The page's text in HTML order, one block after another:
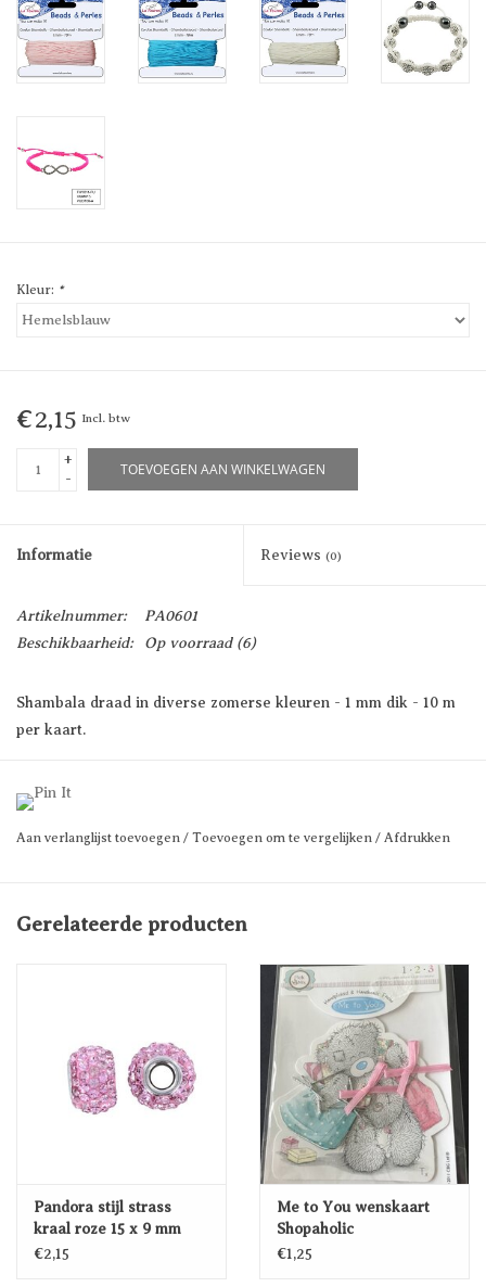
Kleur: *
€2,15 Incl. btw
+
-
TOEVOEGEN AAN WINKELWAGEN
Informatie Reviews (0)
Artikelnummer:
PA0601
Beschikbaarheid:
Op voorraad(6)
Shambala draad in diverse zomerse kleuren - 1 mm dik - 10 m
per kaart.
Prijs per kaart
Aan verlanglijst toevoegen / Toevoegen om te vergelijken / Afdrukken
Gerelateerde producten
Pandora stijl strass
kraal roze 15 x 9 mm
€2,15
Me to You wenskaart
Shopaholic
€1,25